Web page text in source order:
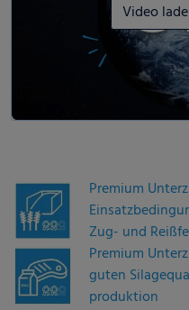
Video
Premium
Zug- und
Premium
guten
produktion